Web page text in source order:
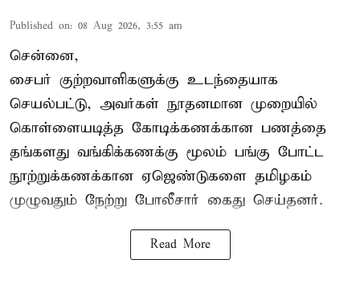
Published on: 08 Aug 2026, 3:55 am
சென்னை,
சைபர் குற்றவாளிகளுக்கு உடந்தையாக
செயல்பட்டு, அவர்கள் நூதனமான முறையில்
கொள்ளையடித்த கோடிக்கணக்கான பணத்தை
தங்களது வங்கிக்கணக்கு மூலம் பங்கு போட்ட
நூற்றுக்கணக்கான ஏஜெண்டுகளை தமிழகம்
முழுவதும் நேற்று போலீசார் கைது செய்தனர்.
Read More